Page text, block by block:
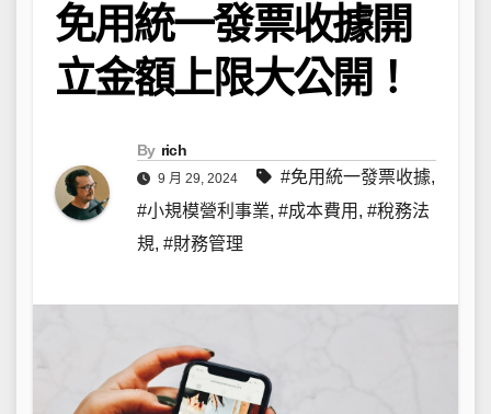
免用統一發票收據開
立金額上限大公開！
By rich
9 月 29, 2024 #免用統一發票收據,
#小規模營利事業, #成本費用 , #稅務法
規, #財務管理